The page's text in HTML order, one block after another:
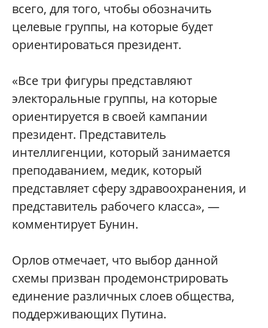
всего, для того, чтобы обозначить
целевые группы, на которые будет
ориентироваться президент.
«Все три фигуры представляют
электоральные группы, на которые
ориентируется в своей кампании
президент. Представитель
интеллигенции, который занимается
преподаванием, медик, который
представляет сферу здравоохранения, и
представитель рабочего класса», —
комментирует Бунин.
Орлов отмечает, что выбор данной
схемы призван продемонстрировать
единение различных слоев общества,
поддерживающих Путина.